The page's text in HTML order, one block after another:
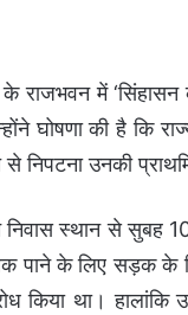
राजभवन में
की है कि
निपटना उनकी
निवास स्थान से
पाने के लिए सड़क के
किया था।